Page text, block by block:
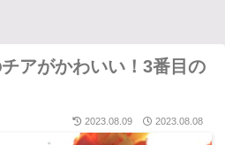
チアがかわいい！3番目の
2023.08.09 2023.08.08